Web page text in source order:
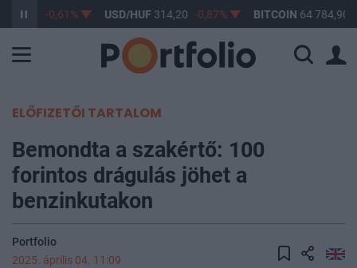
363,17 -0,61% USD/HUF314,20 -0,87% BITCOIN 64 784,90
ELŐFIZETŐI TARTALOM
Bemondta a szakértő: 100
forintos drágulás jöhet a
benzinkutakon
Portfolio
2025. április 04. 11:09